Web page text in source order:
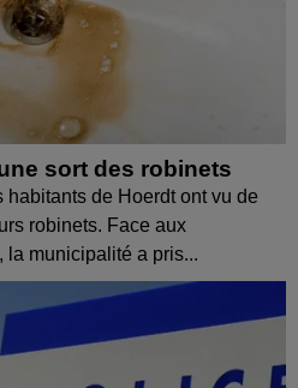
sort des robinets
de Hoerdt ont vu de
robinets. Face aux
la municipalité a pris...